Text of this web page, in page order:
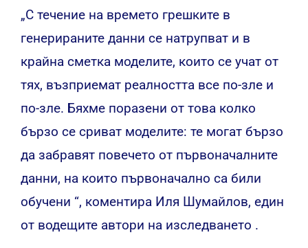
„С течение на времето грешките в
генерираните данни се натрупват и в
крайна сметка моделите, които се учат от
тях, възприемат реалността все по-зле и
по-зле. Бяхме поразени от това колко
бързо се сриват моделите: те могат бързо
да забравят повечето от първоначалните
данни, на които първоначално са били
обучени “, коментира Иля Шумайлов, един
от водещите автори на изследването .